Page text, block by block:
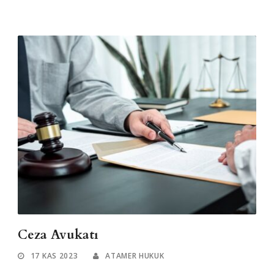
Ceza Avukatı
17 KAS 2023 ATAMER HUKUK